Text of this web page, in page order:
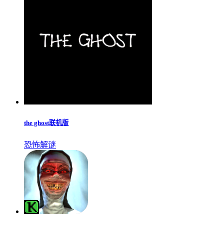
the ghost联机版
恐怖解谜